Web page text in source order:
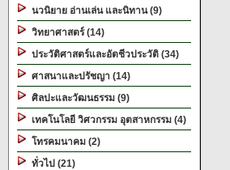
นวนิยาย อ่านเล่น และนิทาน (9)
วิทยาศาสตร์ (14)
ประวัติศาสตร์และอัตชีวประวัติ (34)
ศาสนาและปรัชญา (14)
ศิลปะและวัฒนธรรม (9)
เทคโนโลยี วิศวกรรม อุตสาหกรรม (4)
โทรคมนาคม (2)
ทั่วไป (21)